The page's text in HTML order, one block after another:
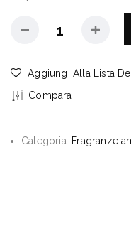
Aggiungi Alla Lista
Compara
Categoria: Fragranze